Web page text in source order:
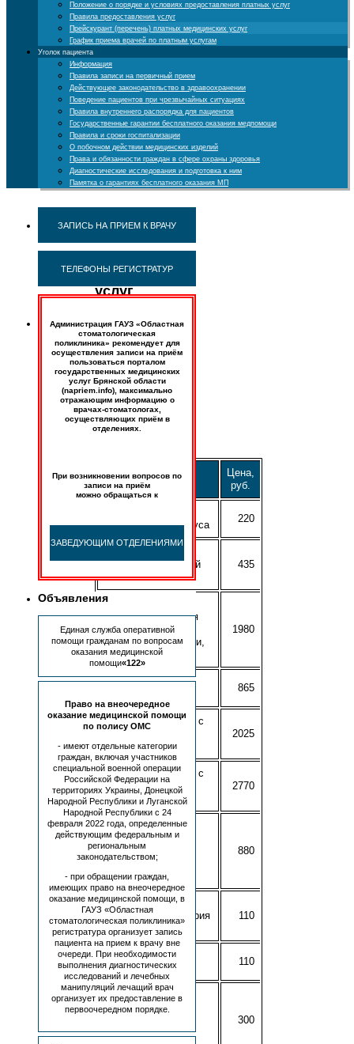
Положение о порядке и условиях предоставления платных услуг
Правила предоставления услуг
Прейскурант (перечень) платных медицинских услуг
График приема врачей по платным услугам
Уголок пациента
Информация
Правила записи на первичный прием
Действующее законодательство в здравоохранении
Поведение пациентов при чрезвычайных ситуациях
Правила внутреннего распорядка для пациентов
Государственные гарантии бесплатного оказания медпомощи
Правила и сроки госпитализации
О побочном действии медицинских изделий
Права и обязанности граждан в сфере охраны здоровья
Диагностические исследования и подготовка к ним
Памятка о гарантиях бесплатного оказания МП
Прейскурант
платных
медицинских
услуг
с
01.04.2026
г.)
PDF
версия
прейскуранта
Виды работ
Цена,
руб.
Определение прикуса
220
Слепок альгинатной
массой
435
A02.07.010.001.002
Снятие оттиска для
изготовления
защитной пластинки,
обтуратора
1980
A02.07.010.001.003
865
A02.07.010.001.004 с
фиксированным
прикусом
2025
A02.07.010.001.005 с
нефиксированным
прикусом
2770
A02.07.013.001
Определение
жевательной
эффективности по
Н.И.Агапову
880
A05.07.001
Электроодонтометрия
одного зуба
110
A05.07.001.001
Диагнодент (1 зуб)
110
A06.07.003
Прицельная
контактная
300
ЗАПИСЬ НА ПРИЕМ К ВРАЧУ
ТЕЛЕФОНЫ РЕГИСТРАТУР
Администрация ГАУЗ «Областная
стоматологическая
поликлиника» рекомендует для
осуществления записи на приём
пользоваться порталом
государственных медицинских
услуг Брянской области
(napriem.info), максимально
отражающим информацию о
врачах-стоматологах,
осуществляющих приём в
отделениях.
При возникновении вопросов по
записи на приём
можно обращаться к
ЗАВЕДУЮЩИМ ОТДЕЛЕНИЯМИ
Объявления
Единая служба оперативной
помощи гражданам по вопросам
оказания медицинской
помощи«122»
Право на внеочередное
оказание медицинской помощи
по полису ОМС
- имеют отдельные категории
граждан, включая участников
специальной военной операции
Российской Федерации на
территориях Украины, Донецкой
Народной Республики и Луганской
Народной Республики с 24
февраля 2022 года, определенные
действующим федеральным и
региональным
законодательством;
- при обращении граждан,
имеющих право на внеочередное
оказание медицинской помощи, в
ГАУЗ «Областная
стоматологическая поликлиника»
регистратура организует запись
пациента на прием к врачу вне
очереди. При необходимости
выполнения диагностических
исследований и лечебных
манипуляций лечащий врач
организует их предоставление в
первоочередном порядке.